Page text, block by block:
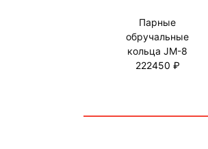
Парные
обручальные
кольца JM-8
222450 ₽